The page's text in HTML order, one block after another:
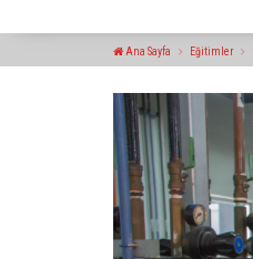
Ana Sayfa Eğitimler